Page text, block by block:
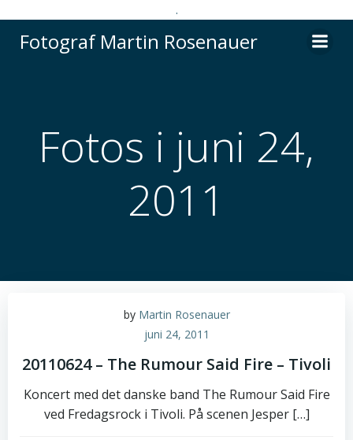
.
til
Fotograf Martin Rosenauer
Fotos i juni 24,
2011
by Martin Rosenauer
juni 24, 2011
20110624 – The Rumour Said Fire – Tivoli
Koncert med det danske band The Rumour Said Fire
ved Fredagsrock i Tivoli. På scenen Jesper […]